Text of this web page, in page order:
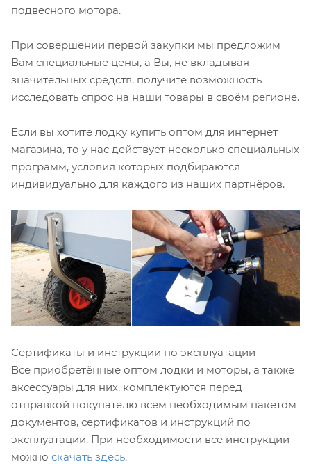
подвесного мотора.
При совершении первой закупки мы предложим
Вам специальные цены, а Вы, не вкладывая
значительных средств, получите возможность
исследовать спрос на наши товары в своём регионе.
Если вы хотите лодку купить оптом для интернет
магазина, то у нас действует несколько специальных
программ, условия которых подбираются
индивидуально для каждого из наших партнёров.
Сертификаты и инструкции по эксплуатации
Все приобретённые оптом лодки и моторы, а также
аксессуары для них, комплектуются перед
отправкой покупателю всем необходимым пакетом
документов, сертификатов и инструкций по
эксплуатации. При необходимости все инструкции
можно скачать здесь.